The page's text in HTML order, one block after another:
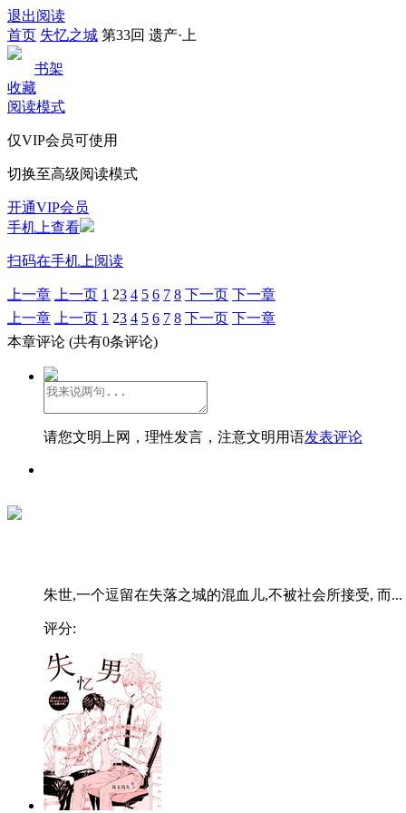
退出阅读
首页 失忆之城 第33回 遗产·上
书架
收藏
阅读模式
仅VIP会员可使用
切换至高级阅读模式
开通VIP会员
手机上查看
扫码在手机上阅读
上一章 上一页 1 23 4 5 6 7 8 下一页 下一章
上一章
上一页 1 23 4 5 6 7 8 下一页 下一章
本章评论 (共有0条评论)
请您文明上网，理性发言，注意文明用语发表评论
朱世,一个逗留在失落之城的混血儿,不被社会所接受, 而...
评分: